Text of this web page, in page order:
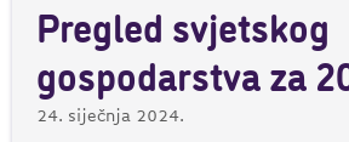
Pregled svjetskog
gospodarstva za
24. siječnja 2024.